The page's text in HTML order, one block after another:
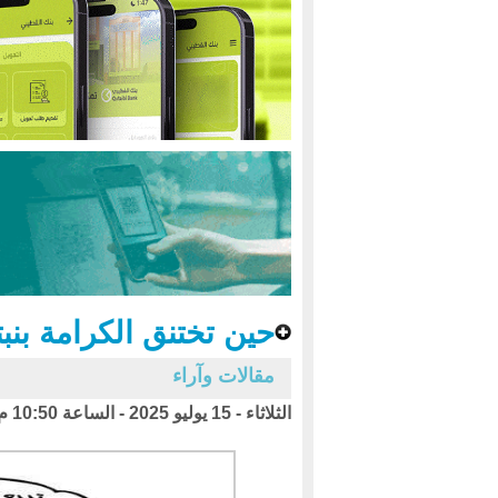
حين تختنق الكرامة
مقالات وآراء
الثلاثاء - 15 يوليو 2025 - الساعة 10:50 م بتوقيت اليمن ،،،